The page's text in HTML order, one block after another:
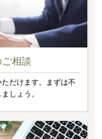
ご相談
だけます。まずは不
しょう。